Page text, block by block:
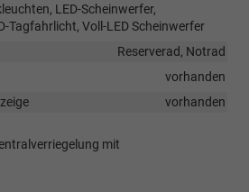
LED-Scheinwerfer,
Tagfahrlicht, Voll-LED Scheinwerfer
Reserverad, Notrad
vorhanden
vorhanden
mit